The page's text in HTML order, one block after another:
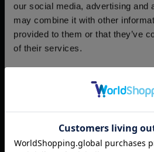
our social media, advertising and
may combine it with other
provided to them or that they’ve
of their services.
【単曲】モ
トーリー
7ポイント付